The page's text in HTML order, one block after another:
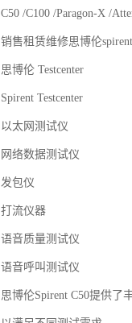
C50 /C100 /Paragon-X /
销售租赁维修思博伦spirent
思博伦 Testcenter
Spirent Testcenter
以太网测试仪
网络数据测试仪
发包仪
打流仪器
语音质量测试仪
语音呼叫测试仪
思博伦Spirent C50提供了